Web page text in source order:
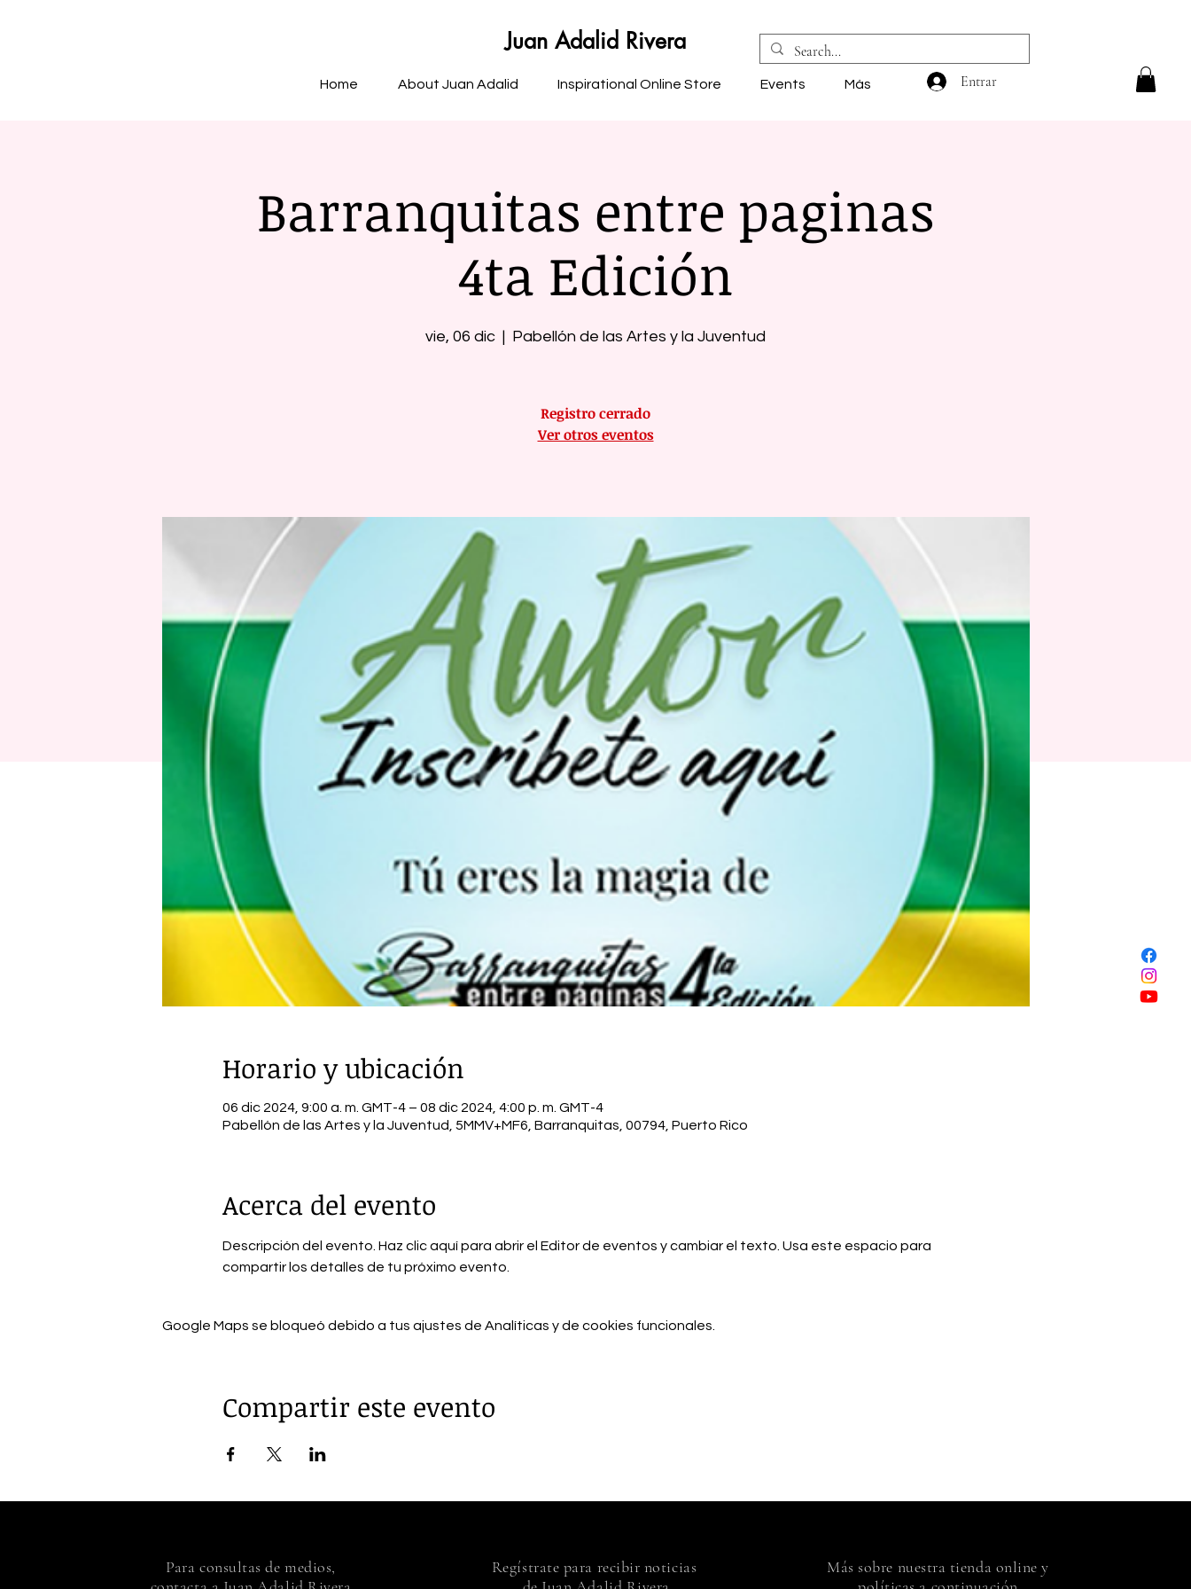
Juan Adalid Rivera
Home About Juan Adalid Inspirational Online Store Events Más Entrar
Barranquitas entre paginas
4ta Edición
vie, 06 dic
  |
Pabellón de las Artes y la Juventud
Registro cerrado
Ver otros eventos
Horario y ubicación
06 dic 2024, 9:00 a. m. GMT-4 – 08 dic 2024, 4:00 p. m. GMT-4
Pabellón de las Artes y la Juventud, 5MMV+MF6, Barranquitas, 00794, Puerto Rico
Acerca del evento
Descripción del evento. Haz clic aquí para abrir el Editor de eventos y cambiar el texto. Usa este espacio para
compartir los detalles de tu próximo evento.
Google Maps se bloqueó debido a tus ajustes de Analíticas y de cookies funcionales.
Compartir este evento
Para consultas de medios,
Regístrate para recibir noticias
Más sobre nuestra tienda online y